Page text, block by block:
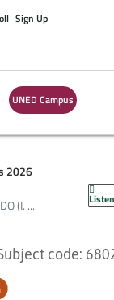
Sign Up
UNED Campus
2026
(I. ...
Listen
FIN
code: